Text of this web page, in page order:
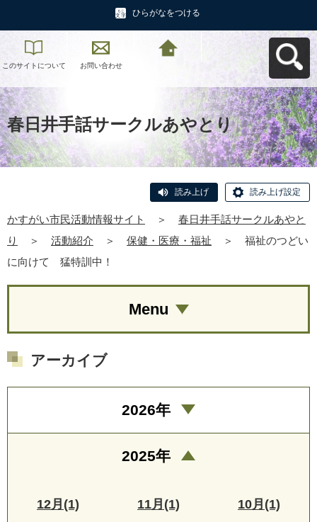
ひらがなをつける
このサイトについて お問い合わせ
春日井手話サークルあやとり
読み上げ 読み上げ設定
かすがい市民活動情報サイト ＞
春日井手話サークルあやと
り
＞ 活動紹介 ＞ 保健・医療・福祉 ＞
福祉のつどい
に向けて 猛特訓中！
Menu
アーカイブ
2026年
2025年
12月(1) 11月(1) 10月(1)